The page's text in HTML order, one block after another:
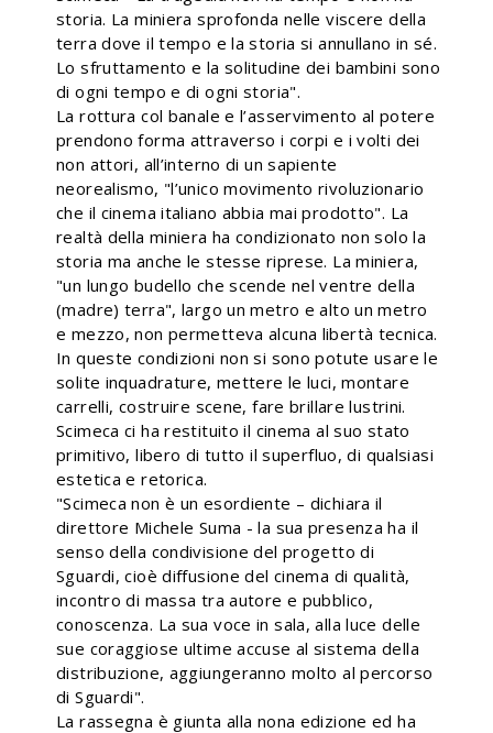
storia. La miniera sprofonda nelle viscere della
terra dove il tempo e la storia si annullano in sé.
Lo sfruttamento e la solitudine dei bambini sono
di ogni tempo e di ogni storia".
La rottura col banale e l’asservimento al potere
prendono forma attraverso i corpi e i volti dei
non attori, all’interno di un sapiente
neorealismo, "l’unico movimento rivoluzionario
che il cinema italiano abbia mai prodotto". La
realtà della miniera ha condizionato non solo la
storia ma anche le stesse riprese. La miniera,
"un lungo budello che scende nel ventre della
(madre) terra", largo un metro e alto un metro
e mezzo, non permetteva alcuna libertà tecnica.
In queste condizioni non si sono potute usare le
solite inquadrature, mettere le luci, montare
carrelli, costruire scene, fare brillare lustrini.
Scimeca ci ha restituito il cinema al suo stato
primitivo, libero di tutto il superfluo, di qualsiasi
estetica e retorica.
"Scimeca non è un esordiente – dichiara il
direttore Michele Suma - la sua presenza ha il
senso della condivisione del progetto di
Sguardi, cioè diffusione del cinema di qualità,
incontro di massa tra autore e pubblico,
conoscenza. La sua voce in sala, alla luce delle
sue coraggiose ultime accuse al sistema della
distribuzione, aggiungeranno molto al percorso
di Sguardi".
La rassegna è giunta alla nona edizione ed ha